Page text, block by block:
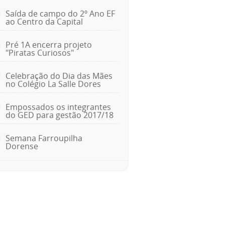
Saída de campo do 2º Ano EF
ao Centro da Capital
Pré 1A encerra projeto
"Piratas Curiosos"
Celebração do Dia das Mães
no Colégio La Salle Dores
Empossados os integrantes
do GED para gestão 2017/18
Semana Farroupilha
Dorense